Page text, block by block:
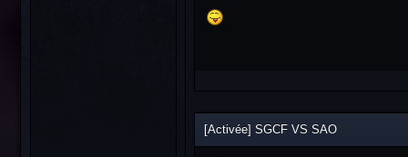
[Activée] SGCF VS SAO